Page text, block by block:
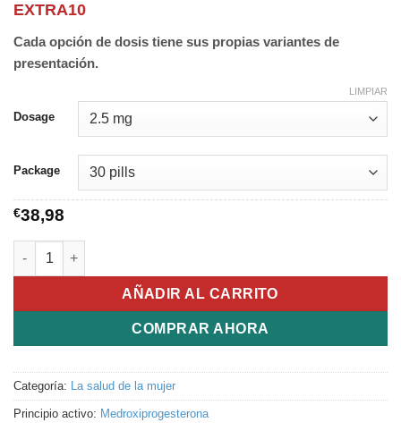
EXTRA10
Cada opción de dosis tiene sus propias variantes de
presentación.
Dosage
Package
LIMPIAR
€38,98
Provera cantidad
AÑADIR AL CARRITO
COMPRAR AHORA
Categoría: La salud de la mujer
Principio activo: Medroxiprogesterona